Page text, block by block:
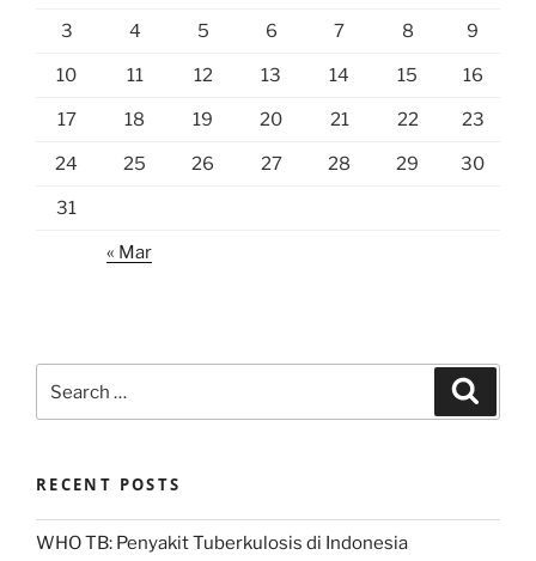
3 4 5 6 7 8 9
10 11 12 13 14 15 16
17 18 19 20 21 22 23
24 25 26 27 28 29 30
31
« Mar
for:
RECENT POSTS
WHO TB: Penyakit Tuberkulosis di Indonesia